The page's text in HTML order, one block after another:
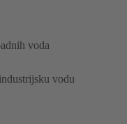
voda
vodu